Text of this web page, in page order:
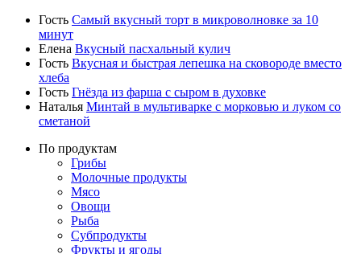
Гость Самый вкусный торт в микроволновке за 10
минут
Елена Вкусный пасхальный кулич
Гость Вкусная и быстрая лепешка на сковороде вместо
хлеба
Гость Гнёзда из фарша с сыром в духовке
Наталья Минтай в мультиварке с морковью и луком со
сметаной
По продуктам
Грибы
Молочные продукты
Мясо
Овощи
Рыба
Субпродукты
Фрукты и ягоды